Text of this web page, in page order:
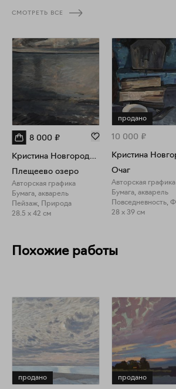
СМОТРЕТЬ ВСЕ
8 000 ₽
Кристина Новгородова
Плещеево озеро
Авторская графика
Бумага, акварель
Пейзаж, Природа
28.5 x 42 см
продано
10 000 ₽
Очаг
Авторская графика
Бумага, акварель
28 x 39 см
Похожие работы
продано продано